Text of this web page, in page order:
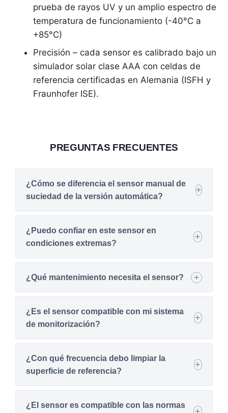
prueba de rayos UV y un amplio espectro de
temperatura de funcionamiento (-40°C a
+85°C)
Precisión – cada sensor es calibrado bajo un
simulador solar clase AAA con celdas de
referencia certificadas en Alemania (ISFH y
Fraunhofer ISE).
PREGUNTAS FRECUENTES
¿Cómo se diferencia el sensor manual de
suciedad de la versión automática?
¿Puedo confiar en este sensor en
condiciones extremas?
¿Qué mantenimiento necesita el sensor?
¿Es el sensor compatible con mi sistema
de monitorización?
¿Con qué frecuencia debo limpiar la
superficie de referencia?
¿El sensor es compatible con las normas